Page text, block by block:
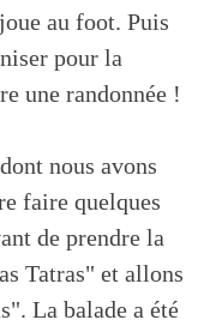
au foot. Puis
pour la
une randonnée !
nous avons
faire quelques
de prendre la
Tatras" et allons
La balade a été